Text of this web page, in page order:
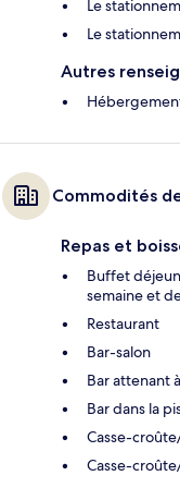
Le
Le
Autres
Commodités
Repas et
Buffet
semaine et
Restaurant
Bar-salon
Bar attenant
Bar dans la
Casse-
Casse-